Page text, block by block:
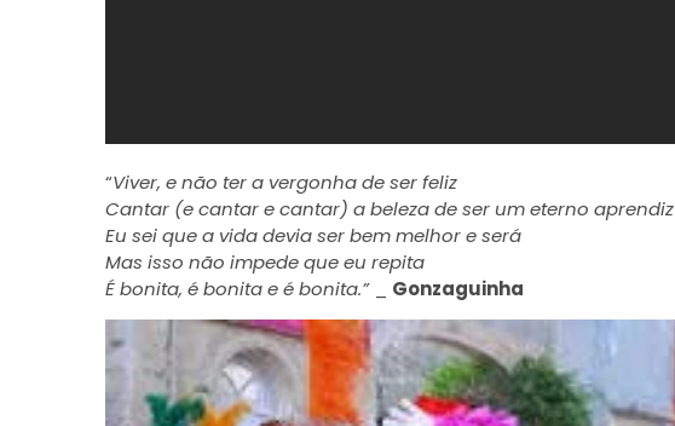
“Viver, e não ter a vergonha de ser feliz
Cantar (e cantar e cantar) a beleza de ser um eterno aprendiz
Eu sei que a vida devia ser bem melhor e será
Mas isso não impede que eu repita
É bonita, é bonita e é bonita.”_ Gonzaguinha